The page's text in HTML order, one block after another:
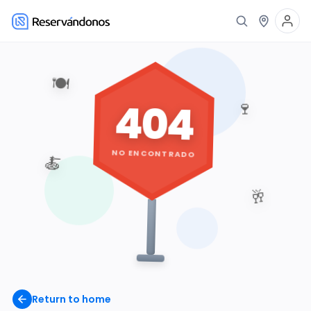
Return to home
🍽️
🍷
🥂
🍝
404
NO ENCONTRADO